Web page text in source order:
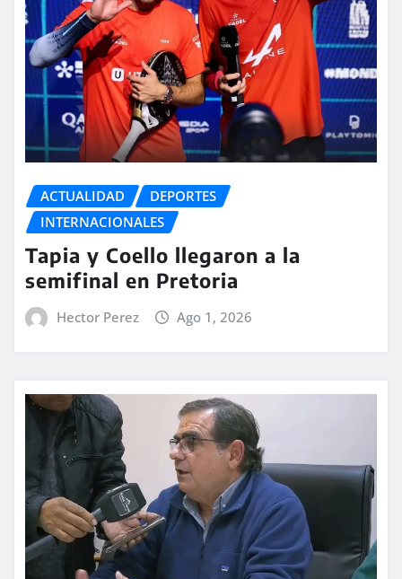
ACTUALIDAD
DEPORTES
INTERNACIONALES
Tapia y Coello llegaron a la
semifinal en Pretoria
Hector Perez Ago 1, 2026